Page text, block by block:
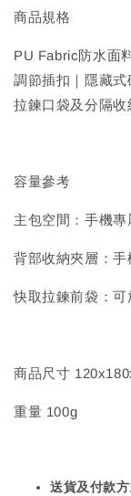
商品規格
PU Fabric防水面
調節插扣｜隱藏
拉鍊口袋及分隔
容量參考
主包空間：手機
背部收納夾層：
快取拉鍊前袋：可
商品尺寸
重量 100g
送貨及付款